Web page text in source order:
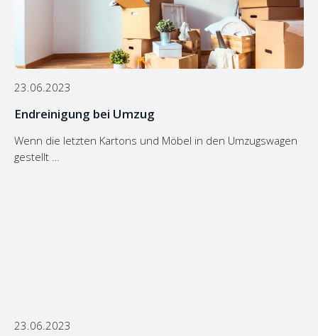
23.06.2023
Endreinigung bei Umzug
Wenn die letzten Kartons und Möbel in den Umzugswagen
gestellt …
23.06.2023